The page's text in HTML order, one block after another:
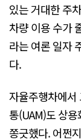
있는 거대한 주
차량 이용 수가
라는 여론 일자
다.
자율주행차에서
통(UAM)도 상
쫑긋했다. 어쩐